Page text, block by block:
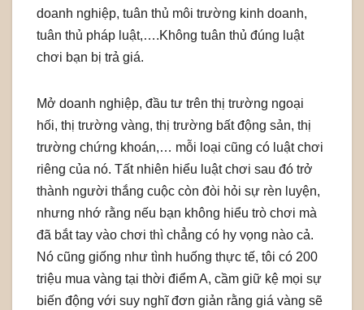
doanh nghiệp, tuân thủ môi trường kinh doanh,
tuân thủ pháp luật,….Không tuân thủ đúng luật
chơi bạn bị trả giá.
Mở doanh nghiệp, đầu tư trên thị trường ngoại
hối, thị trường vàng, thị trường bất động sản, thị
trường chứng khoán,… mỗi loại cũng có luật chơi
riêng của nó. Tất nhiên hiểu luật chơi sau đó trở
thành người thắng cuộc còn đòi hỏi sự rèn luyện,
nhưng nhớ rằng nếu bạn không hiểu trò chơi mà
đã bắt tay vào chơi thì chẳng có hy vọng nào cả.
Nó cũng giống như tình huống thực tế, tôi có 200
triệu mua vàng tại thời điểm A, cầm giữ kệ mọi sự
biến động với suy nghĩ đơn giản rằng giá vàng sẽ